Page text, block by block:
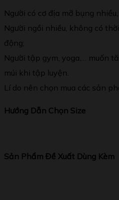
Người có cơ địa mỡ bụng
Người ngồi nhiều, không có
động;
Người tập gym, yoga,… muốn
múi khi tập luyện.
Lí do nên chọn mua các sản
Hướng Dẫn Chọn Size
Sản Phẩm Đề Xuất Dùng Kèm